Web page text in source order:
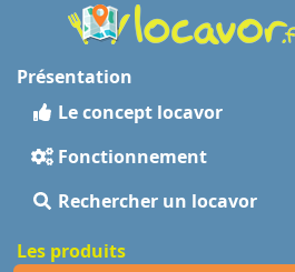
Présentation
Le concept locavor
Fonctionnement
Rechercher un locavor
Les produits